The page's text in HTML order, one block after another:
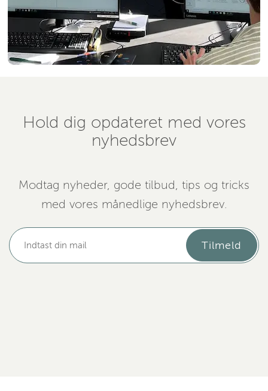
Hold dig opdateret med vores
nyhedsbrev
Modtag nyheder, gode tilbud, tips og tricks
med vores månedlige nyhedsbrev.
Tilmeld